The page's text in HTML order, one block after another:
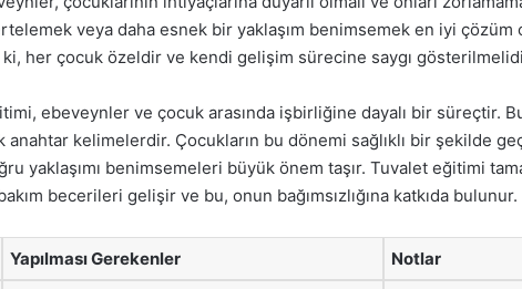
veya daha esnek bir yaklaşım benimsemek en iyi çözüm
ki, her çocuk özeldir ve kendi gelişim sürecine saygı
ebeveynler ve çocuk arasında işbirliğine dayalı bir süreçtir.
anahtar kelimelerdir. Çocukların bu dönemi sağlıklı bir şekilde
yaklaşımı benimsemeleri büyük önem taşır. Tuvalet eğitimi
becerileri gelişir ve bu, onun bağımsızlığına katkıda bulunur.
Yapılması Gerekenler Notlar